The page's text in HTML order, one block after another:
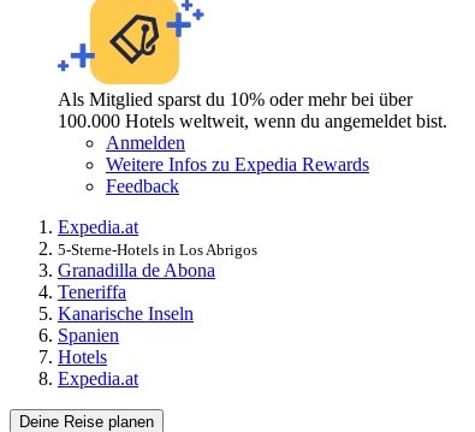
Als Mitglied sparst du 10% oder mehr bei über
100.000 Hotels weltweit, wenn du angemeldet bist.
Anmelden
Weitere Infos zu Expedia Rewards
Feedback
Expedia.at
5-Sterne-Hotels in Los Abrigos
Granadilla de Abona
Teneriffa
Kanarische Inseln
Spanien
Hotels
Expedia.at
Deine Reise planen